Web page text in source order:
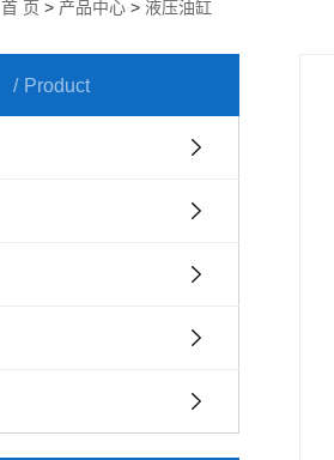
首 页 > 产品中心 > 液压油缸
Product